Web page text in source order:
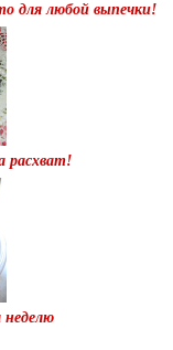
для любой выпечки!
расхват!